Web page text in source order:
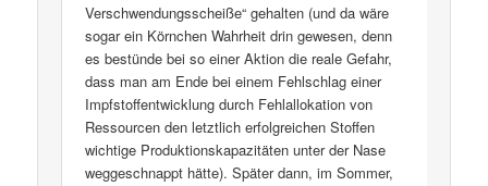
Verschwendungsscheiße“ gehalten (und da wäre
sogar ein Körnchen Wahrheit drin gewesen, denn
es bestünde bei so einer Aktion die reale Gefahr,
dass man am Ende bei einem Fehlschlag einer
Impfstoffentwicklung durch Fehlallokation von
Ressourcen den letztlich erfolgreichen Stoffen
wichtige Produktionskapazitäten unter der Nase
weggeschnappt hätte). Später dann, im Sommer,